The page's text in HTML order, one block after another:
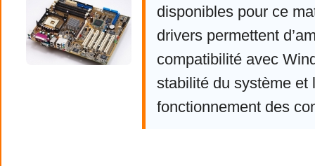
disponibles pour ce
drivers permettent
compatibilité avec
stabilité du système et
fonctionnement des